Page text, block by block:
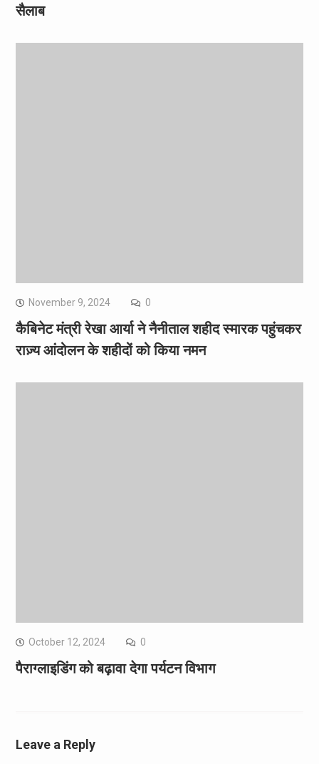
सैलाब
November 9, 2024 0
कैबिनेट मंत्री रेखा आर्या ने नैनीताल शहीद स्मारक पहुंचकर
राज़्य आंदोलन के शहीदों को किया नमन
October 12, 2024 0
पैराग्लाइडिंग को बढ़ावा देगा पर्यटन विभाग
Leave a Reply